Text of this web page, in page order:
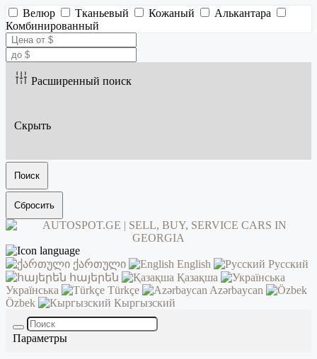
Велюр Тканьевый Кожаный
Алькантара
Комбинированный
Расширенный поиск
Скрыть
Поиск
Сбросить
ქართული English
Русский
հայերեն
Қазақша
Українська
Türkçe
Azərbaycan
Özbek
Кыргызский
Параметры